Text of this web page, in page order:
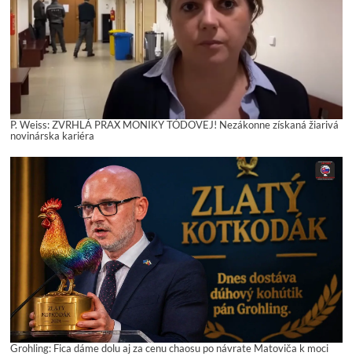
P. Weiss: ZVRHLÁ PRAX MONIKY TÓDOVEJ! Nezákonne získaná žiarivá
novinárska kariéra
Grohling: Fica dáme dolu aj za cenu chaosu po návrate Matoviča k moci